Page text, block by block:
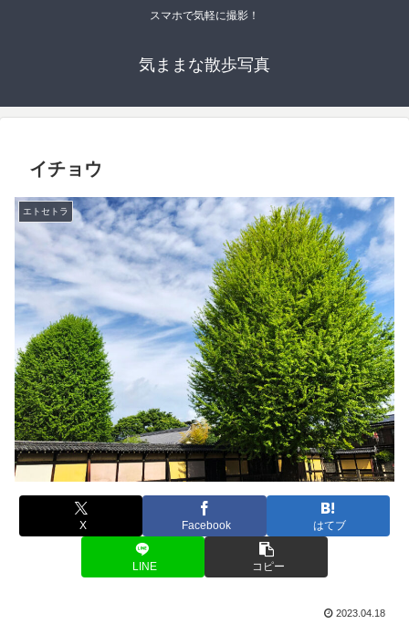
スマホで気軽に撮影！
気ままな散歩写真
イチョウ
エトセトラ
X Facebook はてブ
LINE コピー
2023.04.18